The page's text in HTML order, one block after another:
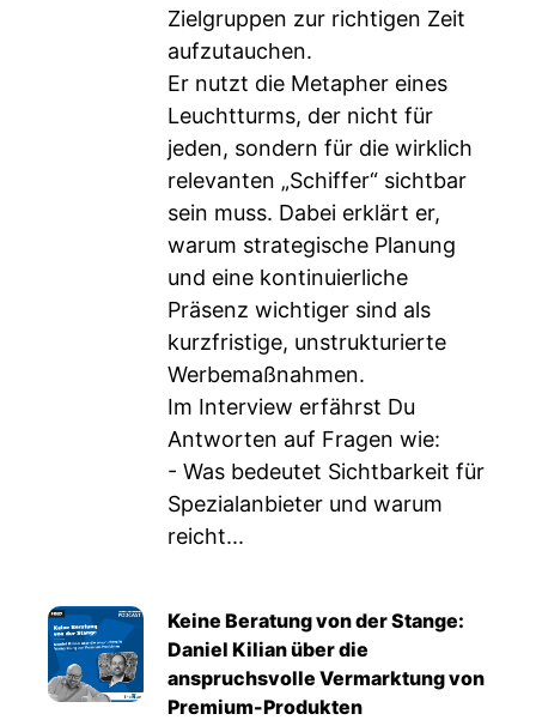
Zielgruppen zur richtigen Zeit
aufzutauchen.
Er nutzt die Metapher eines
Leuchtturms, der nicht für
jeden, sondern für die wirklich
relevanten „Schiffer“ sichtbar
sein muss. Dabei erklärt er,
warum strategische Planung
und eine kontinuierliche
Präsenz wichtiger sind als
kurzfristige, unstrukturierte
Werbemaßnahmen.
Im Interview erfährst Du
Antworten auf Fragen wie:
- Was bedeutet Sichtbarkeit für
Spezialanbieter und warum
reicht...
Keine Beratung von der Stange:
Daniel Kilian über die
anspruchsvolle Vermarktung von
Premium-Produkten